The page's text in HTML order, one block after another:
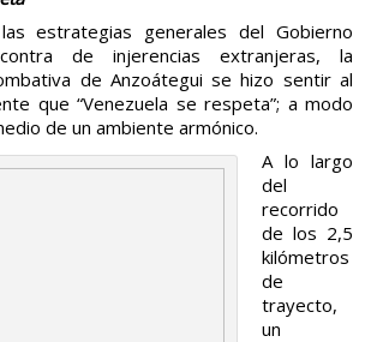
estrategias generales del Gobierno
de injerencias extranjeras, la
de Anzoátegui se hizo sentir al
que “Venezuela se respeta”; a modo
de un ambiente armónico.
A lo largo
del
recorrido
de los 2,5
kilómetros
de
trayecto,
un